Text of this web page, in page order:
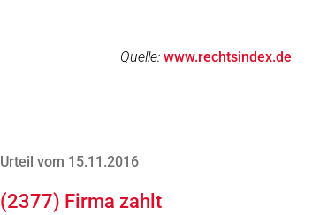
Quelle: www.rechtsindex.de
Urteil vom 15.11.2016
(2377) Firma zahlt